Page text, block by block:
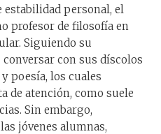
personal, el
profesor de filosofía en
Siguiendo su
con sus díscolos
poesía, los cuales
de atención, como suele
Sin embargo,
jóvenes alumnas,